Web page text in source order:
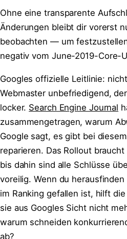
Ohne eine transparente
Änderungen bleibt dir vorerst
beobachten — um
negativ vom June-2019-Core-
Googles offizielle Leitlinie:
Webmaster unbefriedigend,
locker. Search Engine Journal
zusammengetragen, warum
Google sagt, es gibt bei
reparieren. Das Rollout
bis dahin sind alle Schlüsse
voreilig. Wenn du
im Ranking gefallen ist, hilft
sie aus Googles Sicht nicht
warum schneiden
ab?